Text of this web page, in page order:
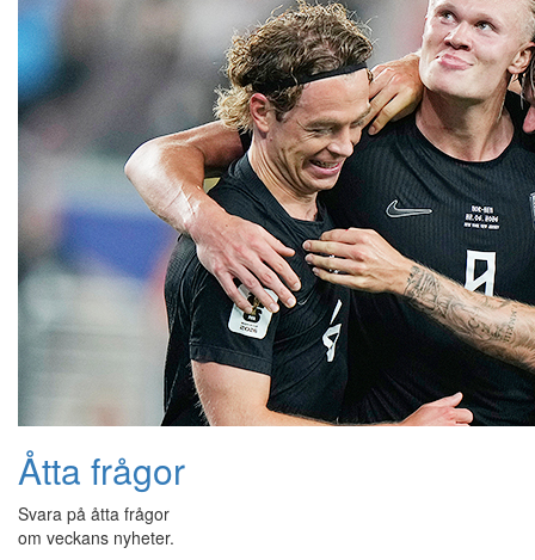
Åtta frågor
Svara på åtta frågor
om veckans nyheter.